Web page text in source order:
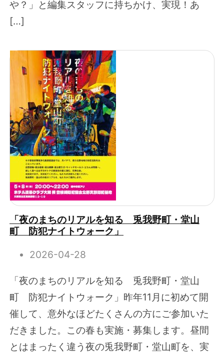
や？」と編集スタッフに持ちかけ、実現！あ
[…]
「夜のまちのリアルを知る 兎我野町・堂山
町 防犯ナイトウォーク」
2026-04-28
「夜のまちのリアルを知る 兎我野町・堂山
町 防犯ナイトウォーク」昨年11月に初めて開
催して、意外なほどたくさんの方にご参加いた
だきました。この春も実施・募集します。昼間
とはまったく違う夜の兎我野町・堂山町を、実